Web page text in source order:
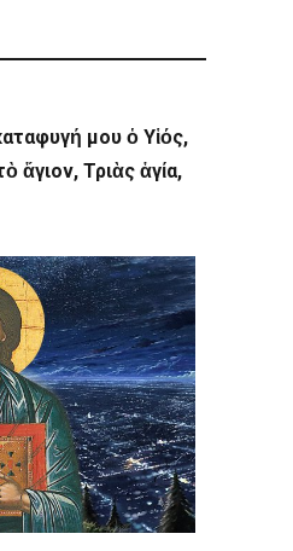
μου ὁ Υἱός,
ἅγιον, Τριὰς ἁγία,